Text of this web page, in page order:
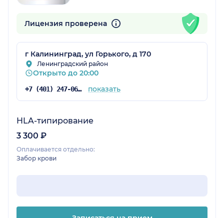
Лицензия проверена
г Калининград, ул Горького, д 170
Ленинградский район
Открыто до 20:00
+7 (401) 247-06-15 показать
HLA-типирование
3 300 ₽
Оплачивается отдельно:
Забор крови